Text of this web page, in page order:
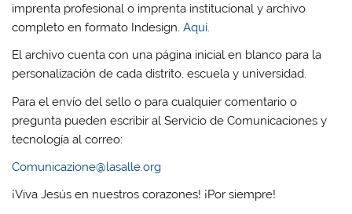
imprenta profesional o imprenta institucional y archivo
completo en formato Indesign.Aquí.
El archivo cuenta con una página inicial en blanco para la
personalización de cada distrito, escuela y universidad.
Para el envío del sello o para cualquier comentario o
pregunta pueden escribir al Servicio de Comunicaciones y
tecnología al correo:
Comunicazione@lasalle.org
¡Viva Jesús en nuestros corazones! ¡Por siempre!